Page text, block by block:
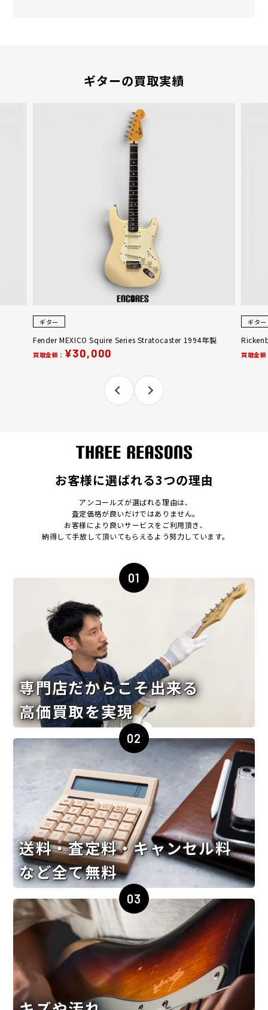
ギターの買取実績
ギター
Fender MEXICO Squire Series Stratocaster 1994年製
買取金額： ¥30,000
ギター
買取金額
お客様に選ばれる3つの理由
アンコールズが選ばれる理由は､
査定価格が良いだけではありません｡
お客様により良いサービスをご利用頂き､
納得して手放して頂いてもらえるよう努力しています｡
01
専門店だからこそ出来る
高価買取を実現
02
送料・査定料・キャンセル料
など全て無料
03